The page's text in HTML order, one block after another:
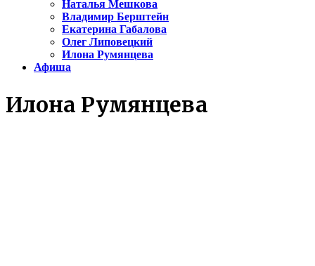
Наталья Мешкова
Владимир Берштейн
Екатерина Габалова
Олег Липовецкий
Илона Румянцева
Афиша
Илона Румянцева